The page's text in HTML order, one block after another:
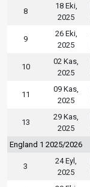
8
18 Eki,
2025
9
26 Eki,
2025
10
02 Kas,
2025
11
09 Kas,
2025
13
29 Kas,
2025
England 1 2025/2026
3
24 Eyl,
2025